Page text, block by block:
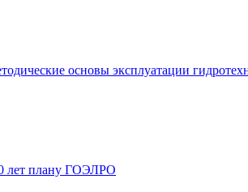
основы эксплуатации
лет плану ГОЭЛРО